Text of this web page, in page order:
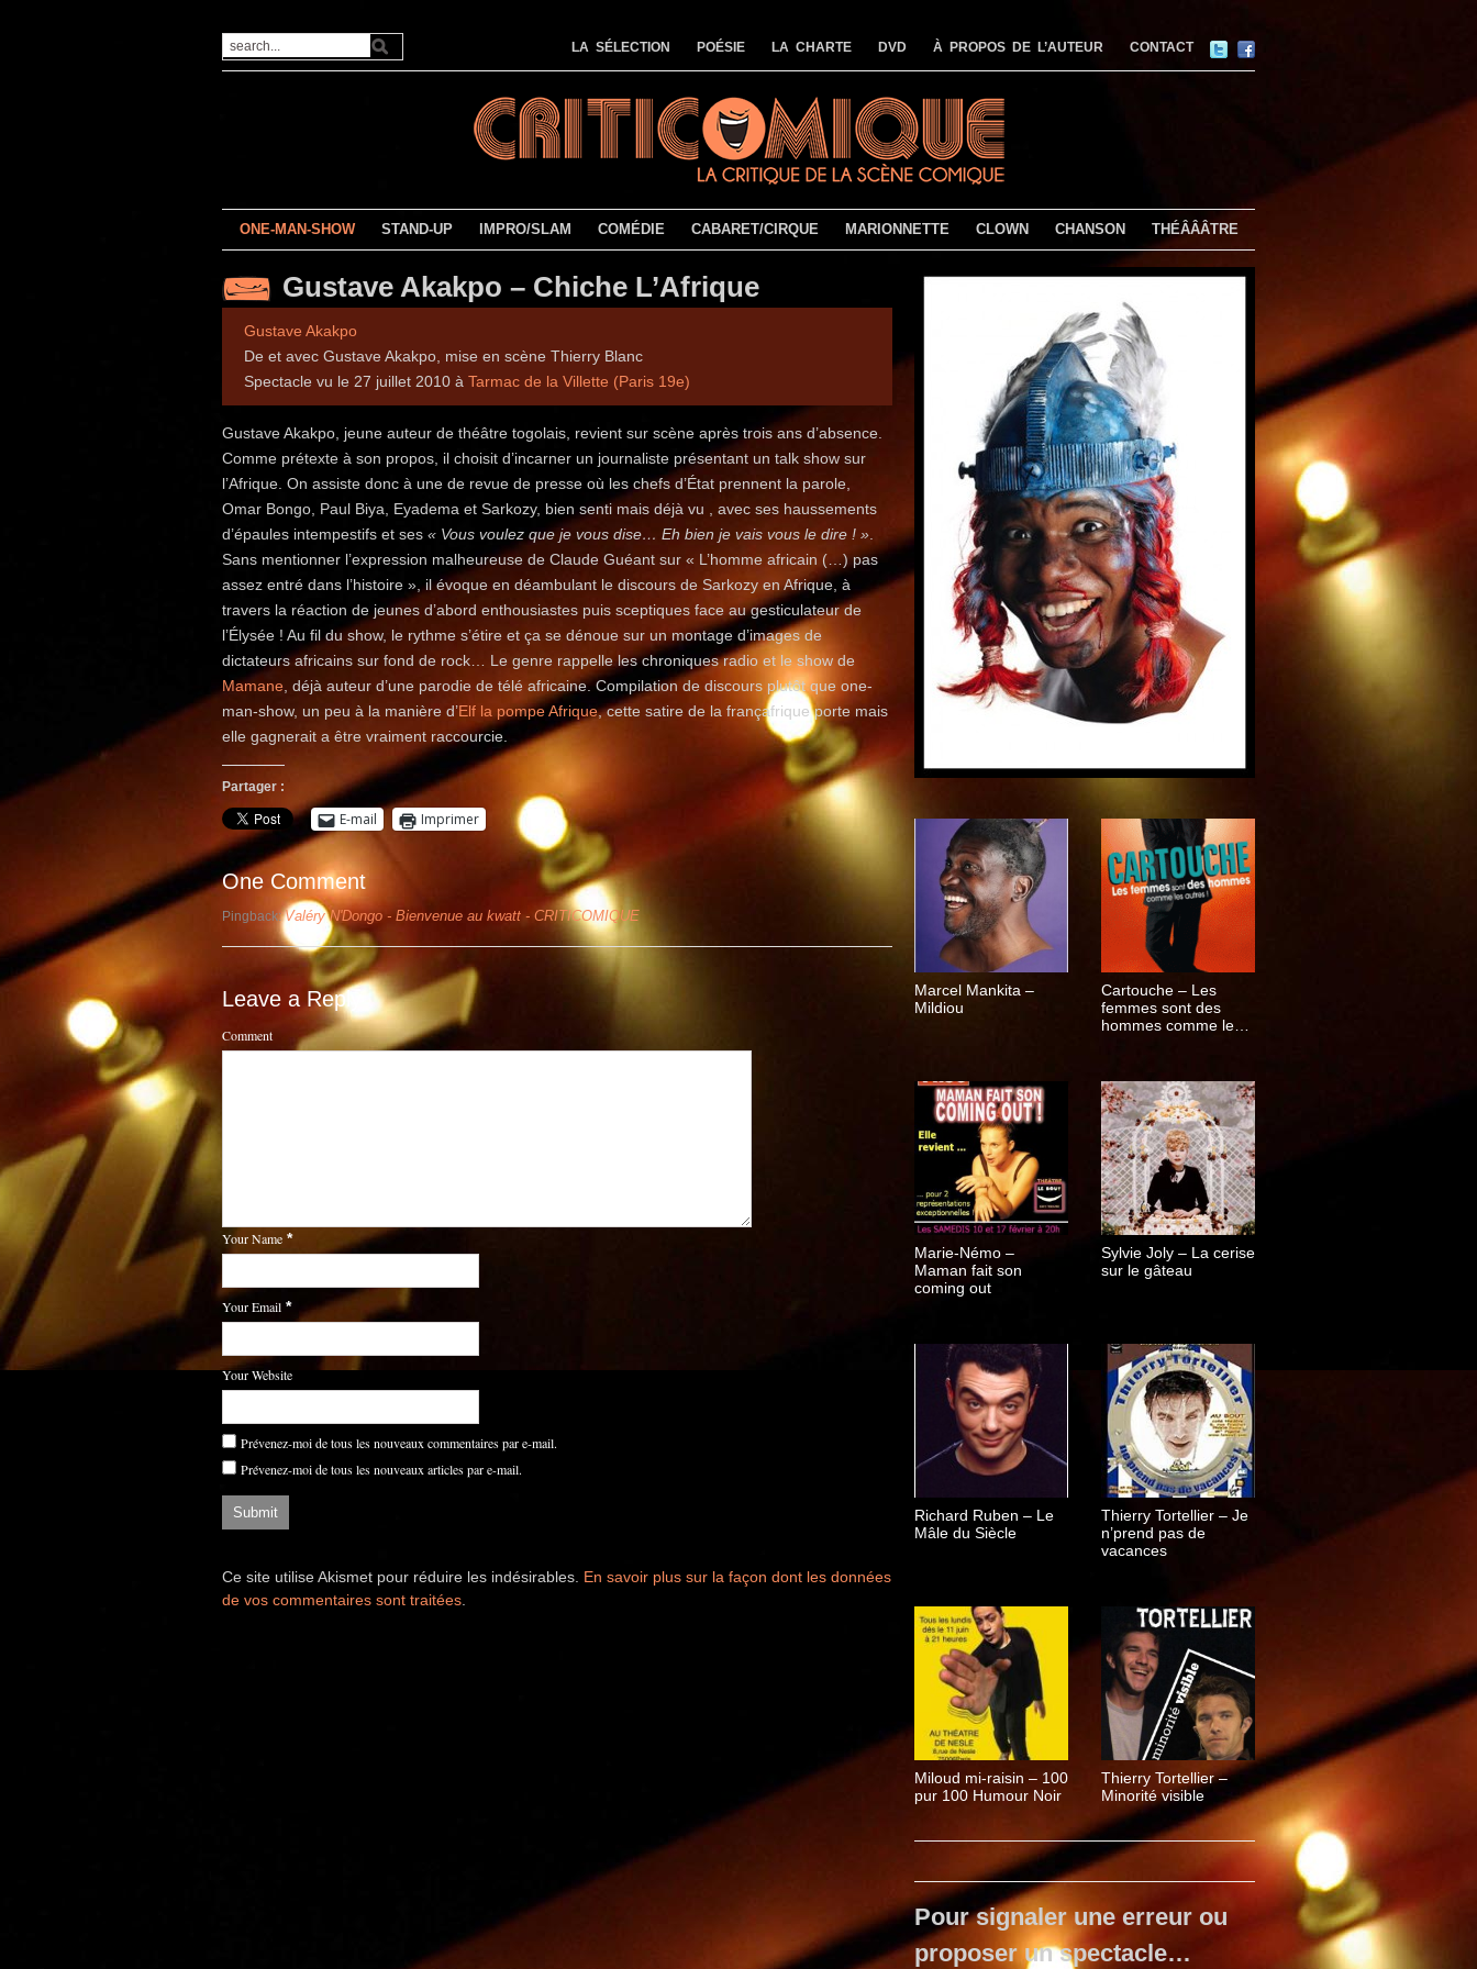
LA SÉLECTION POÉSIE LA CHARTE DVD À PROPOS DE L’AUTEUR CONTACT
ONE-MAN-SHOW STAND-UP IMPRO/SLAM COMÉDIE CABARET/CIRQUE MARIONNETTE CLOWN CHANSON THÉÂÂÂTRE
Gustave Akakpo – Chiche L’Afrique
Gustave Akakpo
De et avec Gustave Akakpo, mise en scène Thierry Blanc
Spectacle vu le 27 juillet 2010 à Tarmac de la Villette (Paris 19e)
Gustave Akakpo, jeune auteur de théâtre togolais, revient sur scène après trois ans d’absence.
Comme prétexte à son propos, il choisit d’incarner un journaliste présentant un talk show sur
l’Afrique. On assiste donc à une de revue de presse où les chefs d’État prennent la parole,
Omar Bongo, Paul Biya, Eyadema et Sarkozy, bien senti mais déjà vu , avec ses haussements
d’épaules intempestifs et ses « Vous voulez que je vous dise… Eh bien je vais vous le dire ! ».
Sans mentionner l’expression malheureuse de Claude Guéant sur « L’homme africain (…) pas
assez entré dans l’histoire », il évoque en déambulant le discours de Sarkozy en Afrique, à
travers la réaction de jeunes d’abord enthousiastes puis sceptiques face au gesticulateur de
l’Élysée ! Au fil du show, le rythme s’étire et ça se dénoue sur un montage d’images de
dictateurs africains sur fond de rock… Le genre rappelle les chroniques radio et le show de
Mamane, déjà auteur d’une parodie de télé africaine. Compilation de discours plutôt que one-
man-show, un peu à la manière d’Elf la pompe Afrique, cette satire de la françafrique porte mais
elle gagnerait a être vraiment raccourcie.
Partager :
E-mail Imprimer
One Comment
Pingback:Valéry N'Dongo - Bienvenue au kwatt - CRITICOMIQUE
Leave a Reply
Comment
Your Name *
Your Email *
Your Website
Prévenez-moi de tous les nouveaux commentaires par e-mail.
Prévenez-moi de tous les nouveaux articles par e-mail.
Ce site utilise Akismet pour réduire les indésirables. En savoir plus sur la façon dont les données
de vos commentaires sont traitées.
Marcel Mankita –
Mildiou
Cartouche – Les
femmes sont des
hommes comme les
Marie-Némo –
Maman fait son
coming out
Sylvie Joly – La cerise
sur le gâteau
Richard Ruben – Le
Mâle du Siècle
Thierry Tortellier – Je
n’prend pas de
vacances
Miloud mi-raisin – 100
pur 100 Humour Noir
Thierry Tortellier –
Minorité visible
Pour signaler une erreur ou
proposer un spectacle…